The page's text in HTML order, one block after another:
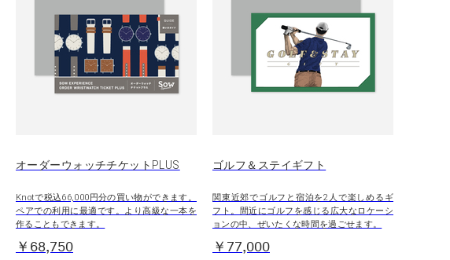
オーダーウォッチチケットPLUS
Knotで税込66,000円分の買い物ができます。
ペアでの利用に最適です。より高級な一本を
作ることもできます。
￥68,750
ゴルフ＆ステイギフト
関東近郊でゴルフと宿泊を2人で楽しめるギ
フト。間近にゴルフを感じる広大なロケーシ
ョンの中、ぜいたくな時間を過ごせます。
￥77,000